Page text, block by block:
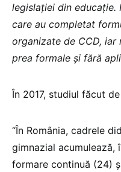
legislației din educație.
care au completat
organizate de CCD,
prea formale și fără
În 2017, studiul făcut
“În România, cadrele
gimnazial acumulează,
formare continuă (24)